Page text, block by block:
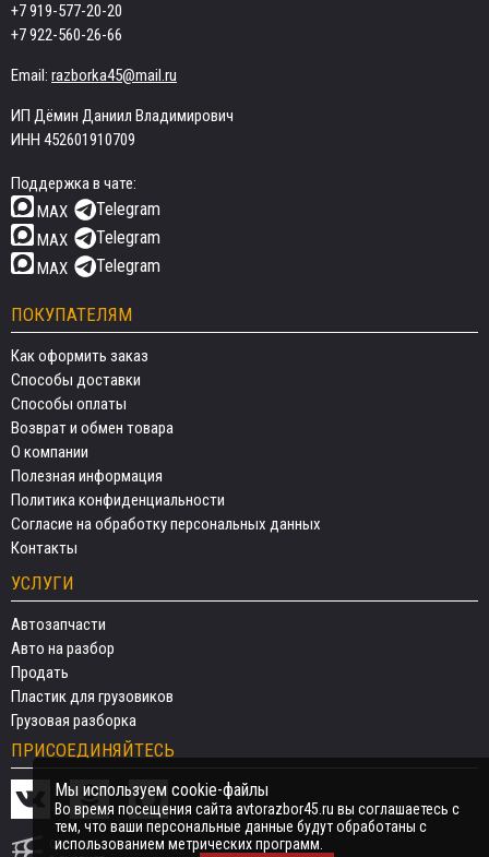
+7 919-577-20-20
+7 922-560-26-66
Email: razborka45@mail.ru
ИП Дёмин Даниил Владимирович
ИНН 452601910709
Поддержка в чате:
MAX
Telegram
MAX Telegram
MAX Telegram
ПОКУПАТЕЛЯМ
Как оформить заказ
Способы доставки
Способы оплаты
Возврат и обмен товара
О компании
Полезная информация
Политика конфиденциальности
Согласие на обработку персональных данных
Контакты
УСЛУГИ
Автозапчасти
Авто на разбор
Продать
Пластик для грузовиков
Грузовая разборка
ПРИСОЕДИНЯЙТЕСЬ
СДЕЛАНО
Мы используем cookie-файлы
Во время посещения сайта avtorazbor45.ru вы соглашаетесь с
тем, что ваши персональные данные будут обработаны с
использованием метрических программ.